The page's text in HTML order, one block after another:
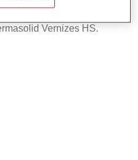
Vernizes HS.